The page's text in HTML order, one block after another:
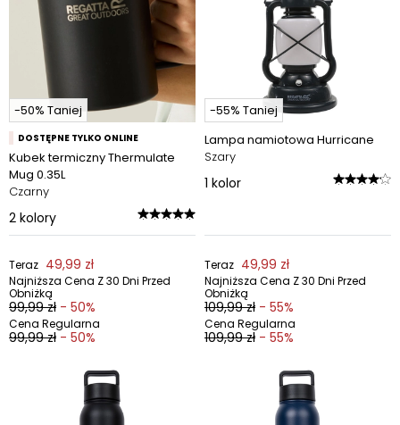
-50% Taniej
DOSTĘPNE TYLKO ONLINE
Kubek termiczny Thermulate
Mug 0.35L
Czarny
2 kolory
Teraz 49,99 zł
Najniższa Cena Z 30 Dni Przed
Obniżką
99,99 zł - 50%
Cena Regularna
99,99 zł - 50%
-55% Taniej
Lampa namiotowa Hurricane
Szary
1 kolor
Teraz 49,99 zł
Najniższa Cena Z 30 Dni Przed
Obniżką
109,99 zł - 55%
Cena Regularna
109,99 zł - 55%